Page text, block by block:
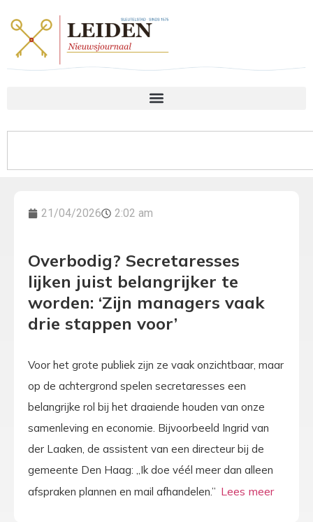
21/04/2026 2:02 am
Overbodig? Secretaresses
lijken juist belangrijker te
worden: ‘Zijn managers vaak
drie stappen voor’
Voor het grote publiek zijn ze vaak onzichtbaar, maar
op de achtergrond spelen secretaresses een
belangrijke rol bij het draaiende houden van onze
samenleving en economie. Bijvoorbeeld Ingrid van
der Laaken, de assistent van een directeur bij de
gemeente Den Haag: „Ik doe véél meer dan alleen
afspraken plannen en mail afhandelen.”